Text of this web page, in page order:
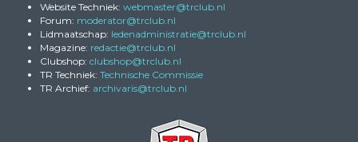
Website Techniek: retsambew@trclub.nl
Forum: rotaredom@trclub.nl
Lidmaatschap: eitartsinimdanedel@trclub.nl
Magazine: eitcader@trclub.nl
Clubshop: pohsbulc@trclub.nl
TR Techniek: Technische Commissie
TR Archief: siravihcra@trclub.nl